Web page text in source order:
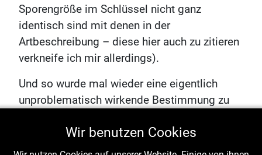
Sporengröße im Schlüssel nicht ganz
identisch sind mit denen in der
Artbeschreibung – diese hier auch zu zitieren
verkneife ich mir allerdings).
Und so wurde mal wieder eine eigentlich
unproblematisch wirkende Bestimmung zu
das so furchtbar bekannt vor? Ich bleibe
allerdings bei meinem Fund bei der
Wir benutzen Cookies